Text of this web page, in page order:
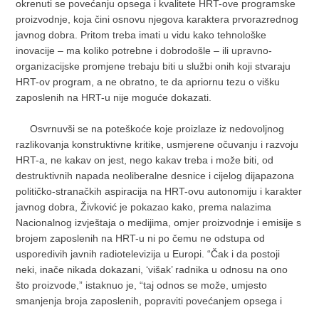
okrenuti se povećanju opsega i kvalitete HRT-ove programske
proizvodnje, koja čini osnovu njegova karaktera prvorazrednog
javnog dobra. Pritom treba imati u vidu kako tehnološke
inovacije – ma koliko potrebne i dobrodošle – ili upravno-
organizacijske promjene trebaju biti u službi onih koji stvaraju
HRT-ov program, a ne obratno, te da apriornu tezu o višku
zaposlenih na HRT-u nije moguće dokazati.
Osvrnuvši se na poteškoće koje proizlaze iz nedovoljnog
razlikovanja konstruktivne kritike, usmjerene očuvanju i razvoju
HRT-a, ne kakav on jest, nego kakav treba i može biti, od
destruktivnih napada neoliberalne desnice i cijelog dijapazona
političko-stranačkih aspiracija na HRT-ovu autonomiju i karakter
javnog dobra, Živković je pokazao kako, prema nalazima
Nacionalnog izvještaja o medijima, omjer proizvodnje i emisije s
brojem zaposlenih na HRT-u ni po čemu ne odstupa od
usporedivih javnih radiotelevizija u Europi. “Čak i da postoji
neki, inače nikada dokazani, ‘višak’ radnika u odnosu na ono
što proizvode,” istaknuo je, “taj odnos se može, umjesto
smanjenja broja zaposlenih, popraviti povećanjem opsega i